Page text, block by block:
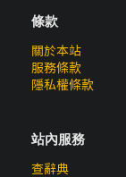
條款
關於本站
服務條款
隱私權條款
站內服務
查辭典